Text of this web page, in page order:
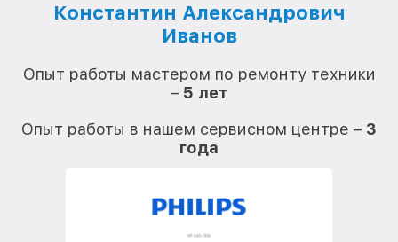
Константин Александрович
Иванов
Опыт работы мастером по ремонту техники
– 5 лет
Опыт работы в нашем сервисном центре – 3
года